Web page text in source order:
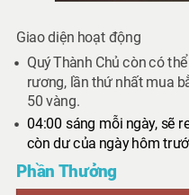
Giao diện hoạt động
Quý Thành Chủ còn có
rương, lần thứ nhất mua
50 vàng.
04:00 sáng mỗi ngày, sẽ
còn dư của ngày hôm
Phần Thưởng